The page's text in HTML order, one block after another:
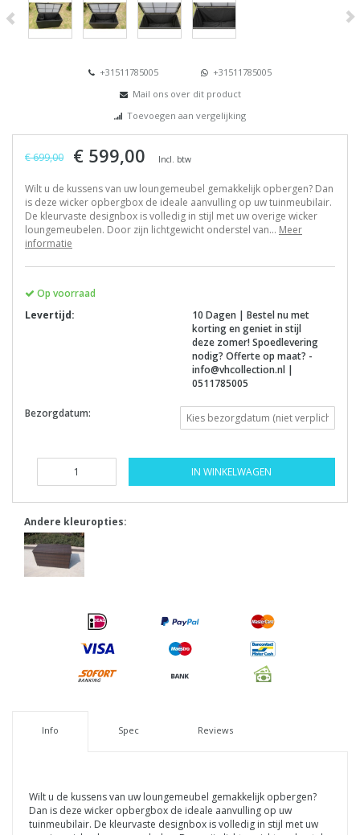
+31511785005
+31511785005
Mail ons over dit product
Toevoegen aan vergelijking
€ 699,00 € 599,00 Incl. btw
Wilt u de kussens van uw loungemeubel gemakkelijk opbergen? Dan
is deze wicker opbergbox de ideale aanvulling op uw tuinmeubilair.
De kleurvaste designbox is volledig in stijl met uw overige wicker
loungemeubelen. Door zijn lichtgewicht onderstel van... Meer
informatie
Op voorraad
Levertijd:
10 Dagen | Bestel nu met
korting en geniet in stijl
deze zomer! Spoedlevering
nodig? Offerte op maat? -
info@vhcollection.nl |
0511785005
Bezorgdatum:
IN WINKELWAGEN
Andere kleuropties:
Info Spec Reviews
Wilt u de kussens van uw loungemeubel gemakkelijk opbergen?
Dan is deze wicker opbergbox de ideale aanvulling op uw
tuinmeubilair. De kleurvaste designbox is volledig in stijl met uw